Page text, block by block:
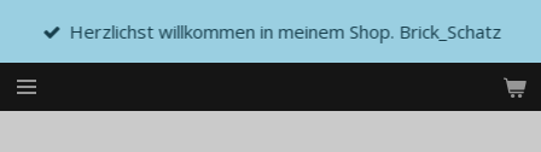
springen
Herzlichst willkommen in meinem Shop. Brick_Schatz